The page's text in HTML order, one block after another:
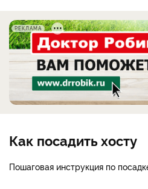
РЕКЛАМА
Как посадить хосту
Пошаговая инструкция по